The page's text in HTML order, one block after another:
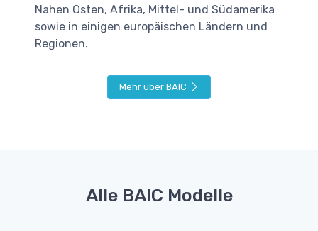
Nahen Osten, Afrika, Mittel- und Südamerika
sowie in einigen europäischen Ländern und
Regionen.
Mehr über BAIC
Alle BAIC Modelle